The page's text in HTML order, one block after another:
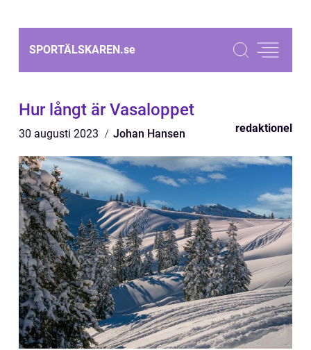
SPORTÄLSKAREN.se
Hur långt är Vasaloppet
30 augusti 2023 Johan Hansen redaktionel